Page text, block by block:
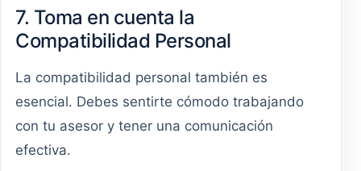
7. Toma en cuenta la
Compatibilidad Personal
La compatibilidad personal también es
esencial. Debes sentirte cómodo trabajando
con tu asesor y tener una comunicación
efectiva.